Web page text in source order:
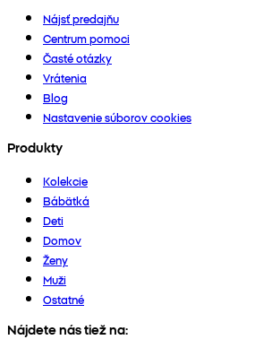
Nájsť predajňu
Centrum pomoci
Časté otázky
Vrátenia
Blog
Nastavenie súborov cookies
Produkty
Kolekcie
Bábätká
Deti
Domov
Ženy
Muži
Ostatné
Nájdete nás tiež na: